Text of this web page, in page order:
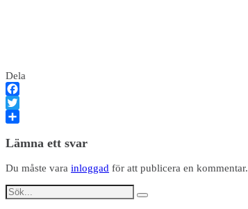
Dela
Facebook
Twitter
Lämna ett svar
Du måste vara inloggad för att publicera en kommentar.